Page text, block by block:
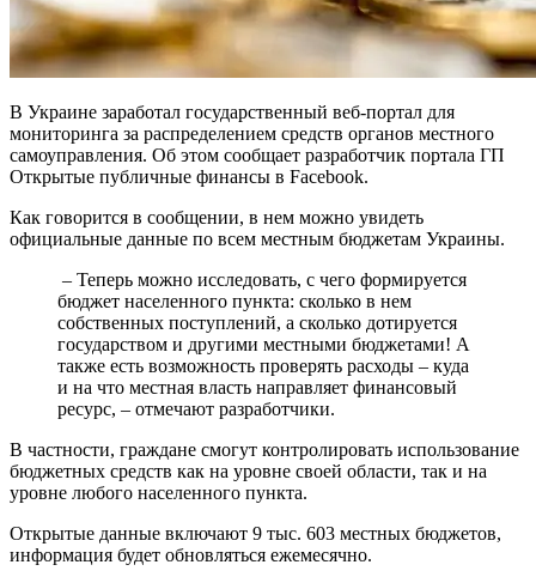
В Украине заработал государственный веб-портал для
мониторинга за распределением средств органов местного
самоуправления. Об этом сообщает разработчик портала ГП
Открытые публичные финансы в Facebook.
Как говорится в сообщении, в нем можно увидеть
официальные данные по всем местным бюджетам Украины.
– Теперь можно исследовать, с чего формируется
бюджет населенного пункта: сколько в нем
собственных поступлений, а сколько дотируется
государством и другими местными бюджетами! А
также есть возможность проверять расходы – куда
и на что местная власть направляет финансовый
ресурс, – отмечают разработчики.
В частности, граждане смогут контролировать использование
бюджетных средств как на уровне своей области, так и на
уровне любого населенного пункта.
Открытые данные включают 9 тыс. 603 местных бюджетов,
информация будет обновляться ежемесячно.